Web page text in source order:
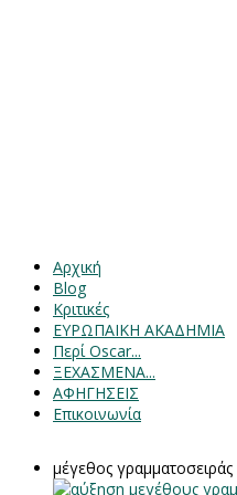
Αρχική
Blog
Κριτικές
ΕΥΡΩΠΑΙΚΗ ΑΚΑΔΗΜΙΑ
Περί Oscar...
ΞΕΧΑΣΜΕΝΑ...
ΑΦΗΓΗΣΕΙΣ
Επικοινωνία
μέγεθος γραμματοσειράς